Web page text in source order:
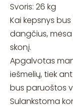
Svoris: 26 kg
Kai kepsnys
dangčius,
skonį.
Apgalvotas
iešmelių, tiek
bus paruoštos
Sulankstoma